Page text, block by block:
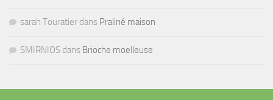
sarah Touratier dans Praliné maison
SMIRNIOS dans Brioche moelleuse